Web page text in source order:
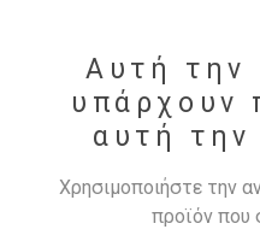
Αυτή την
υπάρχουν
αυτή την
Χρησιμοποιήστε την
προϊόν που